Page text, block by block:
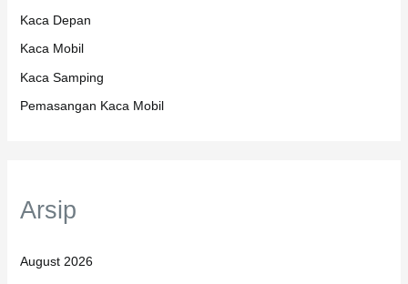
Kaca Depan
Kaca Mobil
Kaca Samping
Pemasangan Kaca Mobil
Arsip
August 2026